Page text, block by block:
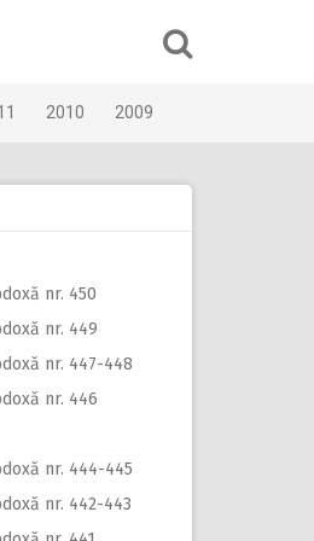
2010 2009
nr. 450
nr. 449
nr. 447-448
nr. 446
nr. 444-445
nr. 442-443